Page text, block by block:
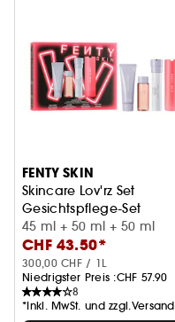
FENTY SKIN
Skincare Lov'rz Set
Gesichtspflege-Set
45 ml + 50 ml + 50 ml
CHF 43.50*
300,00 CHF / 1L
Niedrigster Preis :CHF 57.90
8
*Inkl. MwSt. und zzgl.Versand